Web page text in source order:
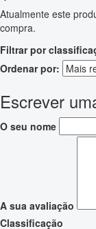
Atualmente este
compra.
Filtrar por
Ordenar por:
Escrever
O seu nome
A sua avaliação
Classificação